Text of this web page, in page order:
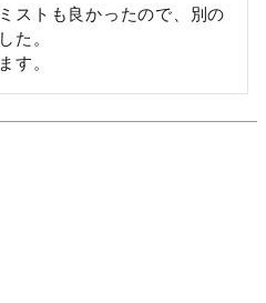
ストも良かったので、別の
た。
す。